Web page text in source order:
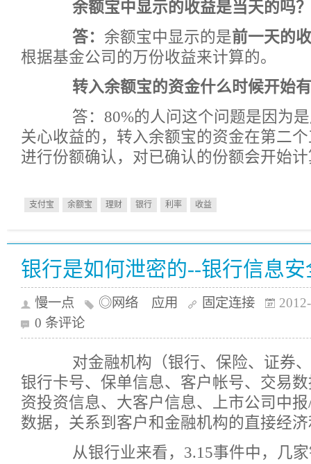
余额宝中显示的收益是当天的吗？
答： 余额宝中显示的是前一天的
根据基金公司的万份收益来计算的。
转入余额宝的资金什么时候开始
答：80%的人问这个问题是因为是
关心收益的，转入余额宝的资金在第二
进行份额确认，对已确认的份额会开始
支付宝 余额宝 理财 银行 利率 收益
银行是如何泄密的--银行信息
慢一点 ◎网络 应用 固定连接
0 条评论
对金融机构（银行、保险、证券、
银行卡号、保单信息、客户帐号、交易
资投资信息、大客户信息、上市公司中
数据，关系到客户和金融机构的直接经
从银行业来看，3.15事件中，几家